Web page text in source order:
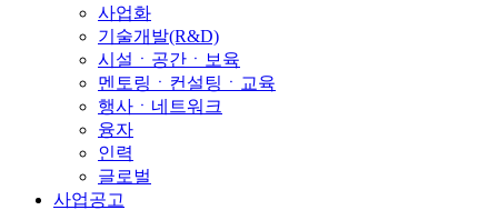
사업화
기술개발(R&D)
시설ㆍ공간ㆍ보육
멘토링ㆍ컨설팅ㆍ교육
행사ㆍ네트워크
융자
인력
글로벌
사업공고